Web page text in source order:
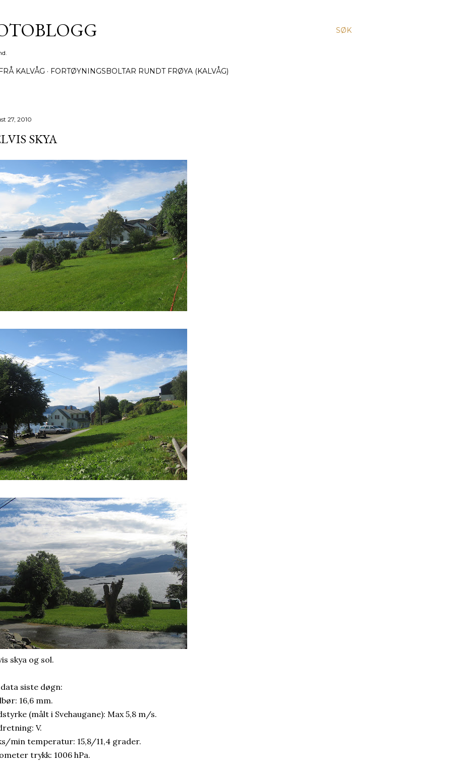
SØK
KALVÅG FORTØYNINGSBOLTAR RUNDT FRØYA (KALVÅG)
27, 2010
SKYA
skya og sol.
siste døgn:
16,6 mm.
(målt i Svehaugane): Max 5,8 m/s.
V.
min temperatur: 15,8/11,4 grader.
trykk: 1006 hPa.